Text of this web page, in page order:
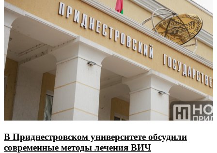
В Приднестровском университете обсудили
современные методы лечения ВИЧ